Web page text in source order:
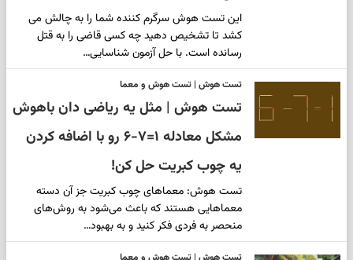
این تست هوش سرگرم کننده شما را به چالش می
کشد تا تشخیص دهید چه کسی قاضی را به قتل
رسانده است. با حل آزمون شناسایی…
تست هوش | تست هوش و معما
تست هوش | مثل یه ریاضی دان باهوش
مشکل معادله ۱=۷-۶ رو با اضافه کردن
یه چوب کبریت حل کن!
تست هوش: معماهای چوب کبریت جز آن دسته
معماهایی هستند که باعث می‌شود به روش‌های
منحصر به فردی فکر کنید و به بهبود…